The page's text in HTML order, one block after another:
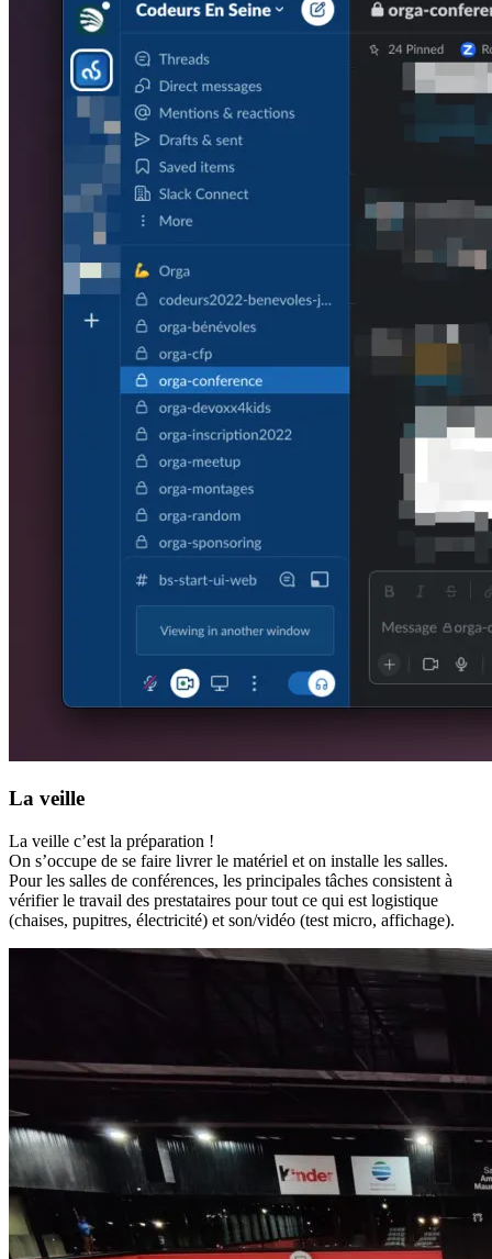
La veille
La veille c’est la préparation !
On s’occupe de se faire livrer le matériel et on installe les salles.
Pour les salles de conférences, les principales tâches consistent à
vérifier le travail des prestataires pour tout ce qui est logistique
(chaises, pupitres, électricité) et son/vidéo (test micro, affichage).